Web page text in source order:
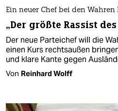
Ein neuer Chef bei den Wahren
„Der größte Rassist
Der neue Parteichef will die
einen Kurs rechtsaußen
und klare Kante gegen
Von Reinhard Wolff